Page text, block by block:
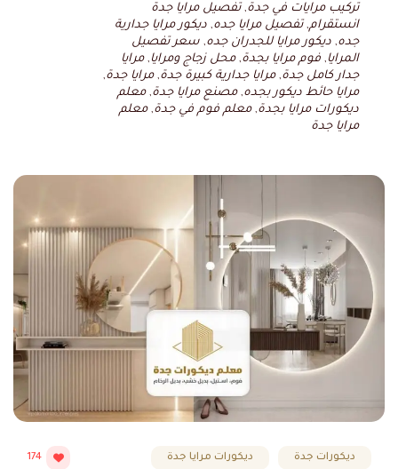
تركيب مرايات في جدة,تفصيل مرايا جدة
انستقرام,تفصيل مرايا جده, ديكور مرايا جدارية
جده, ديكور مرايا للجدران جده, سعر تفصيل
المرايا , فوم مرايا بجدة,محل زجاج ومرايا ,مرايا
جدار كامل جدة,مرايا جدارية كبيرة جدة,مرايا جدة,
مرايا حائط ديكور بجده,مصنع مرايا جدة,معلم
ديكورات مرايا بجدة,معلم فوم في جدة,معلم
مرايا جدة
ديكورات جدة ديكورات مرايا جدة 174